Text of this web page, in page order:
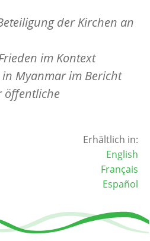
der Kirchen an
im Kontext
Myanmar im Bericht
öffentliche
Erhältlich in:
English
Français
Español